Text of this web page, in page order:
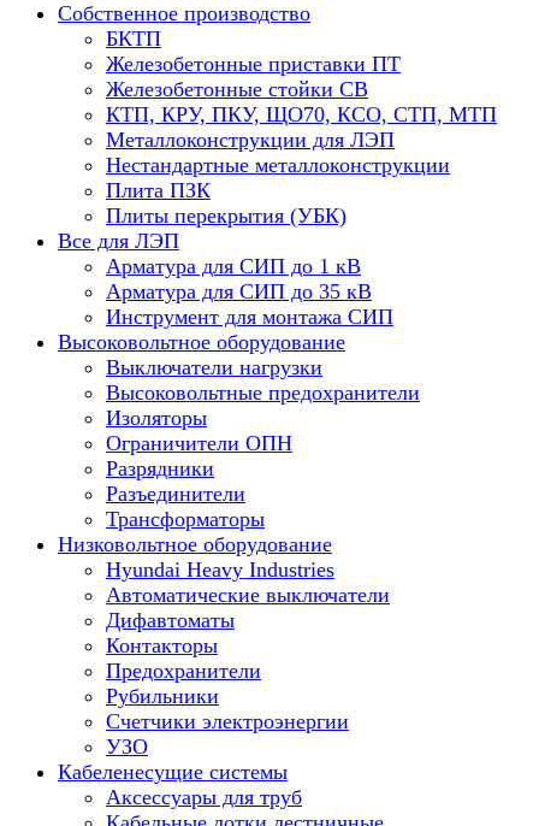
Собственное производство
БКТП
Железобетонные приставки ПТ
Железобетонные стойки СВ
КТП, КРУ, ПКУ, ЩО70, КСО, СТП, МТП
Металлоконструкции для ЛЭП
Нестандартные металлоконструкции
Плита ПЗК
Плиты перекрытия (УБК)
Все для ЛЭП
Арматура для СИП до 1 кВ
Арматура для СИП до 35 кВ
Инструмент для монтажа СИП
Высоковольтное оборудование
Выключатели нагрузки
Высоковольтные предохранители
Изоляторы
Ограничители ОПН
Разрядники
Разъединители
Трансформаторы
Низковольтное оборудование
Hyundai Heavy Industries
Автоматические выключатели
Дифавтоматы
Контакторы
Предохранители
Рубильники
Счетчики электроэнергии
УЗО
Кабеленесущие системы
Аксессуары для труб